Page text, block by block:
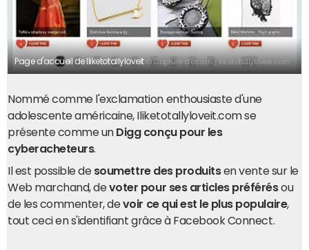
Page d'accueil de Iliketotallyloveit© Capture d'écran / Iliketotallyloveit.com
Nommé comme l'exclamation enthousiaste d'une
adolescente américaine, Iliketotallyloveit.com se
présente comme un Digg conçu pour les
cyberacheteurs.
Il est possible de soumettre des produitsen vente sur le
Web marchand, de voter pour ses articles préférésou
de les commenter, de voir ce qui est le plus populaire,
tout ceci en s'identifiant grâce à Facebook Connect.